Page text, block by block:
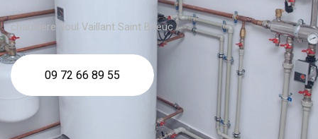
chaudière fioul Vaillant Saint Brieuc
09 72 66 89 55